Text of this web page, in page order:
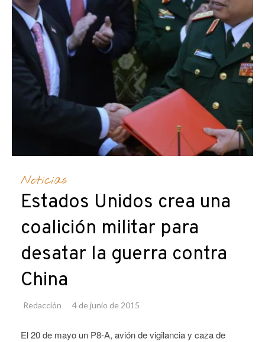
Noticias
Estados Unidos crea una
coalición militar para
desatar la guerra contra
China
Redacción 4 de junio de 2015
El 20 de mayo un P8-A, avión de vigilancia y caza de